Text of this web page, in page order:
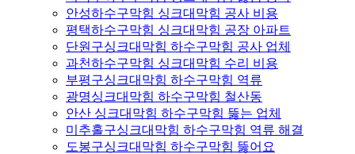
안성하수구막힘 싱크대막힘 공사 비용
평택하수구막힘 싱크대막힘 공장 아파트
단원구싱크대막힘 하수구막힘 공사 업체
과천하수구막힘 싱크대막힘 수리 비용
부평구싱크대막힘 하수구막힘 역류
광명싱크대막힘 하수구막힘 철산동
안산 싱크대막힘 하수구막힘 뚫는 업체
미추홀구싱크대막힘 하수구막힘 역류 해결
도봉구싱크대막힘 하수구막힘 뚫어요